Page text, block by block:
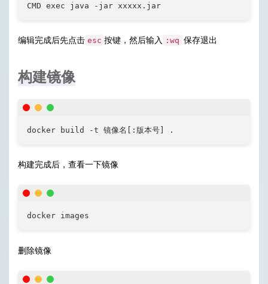
CMD exec java -jar xxxxx.jar
编辑完成后先点击 esc 按键，然后输入 :wq 保存退出
构建镜像
docker build -t 镜像名[:版本号] .
构建完成后，查看一下镜像
docker images
删除镜像